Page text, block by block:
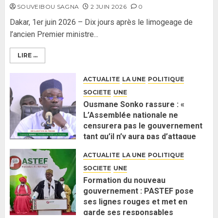
SOUVEIBOU SAGNA 2 JUIN 2026 0
Dakar, 1er juin 2026 – Dix jours après le limogeage de
l’ancien Premier ministre...
LIRE ...
ACTUALITE LA UNE POLITIQUE
SOCIETE UNE
Ousmane Sonko rassure : «
L’Assemblée nationale ne
censurera pas le gouvernement
tant qu’il n’y aura pas d’attaque
2 JUIN 2026 0
ACTUALITE LA UNE POLITIQUE
SOCIETE UNE
Formation du nouveau
gouvernement : PASTEF pose
ses lignes rouges et met en
garde ses responsables